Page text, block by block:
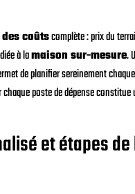
coûtscomplète : prix du
à lamaison sur-mesure.
de planifier sereinement
poste de dépense
et étapes